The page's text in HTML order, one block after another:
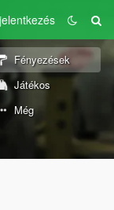
Fényezések
Játékos
Még